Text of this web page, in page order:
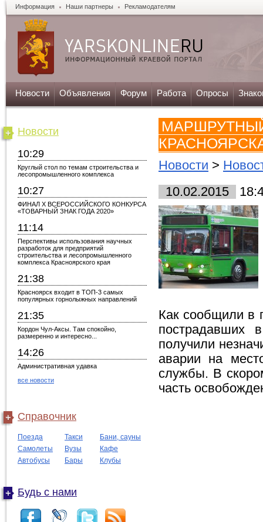
Информация Наши партнеры Рекламодателям
Новости Объявления Форум Работа Опросы
Новости
10:29
Круглый стол по темам строительства и
лесопромышленного комплекса
10:27
ФИНАЛ X ВСЕРОССИЙСКОГО КОНКУРСА
«ТОВАРНЫЙ ЗНАК ГОДА 2020»
11:14
Перспективы использования научных
разработок для предприятий
строительства и лесопромышленного
комплекса Красноярского края
21:38
Красноярск входит в ТОП-3 самых
популярных горнолыжных направлений
21:35
Кордон Чул-Аксы. Там спокойно,
размеренно и интересно...
14:26
Административная удавка
все новости
Справочник
Поезда Такси
Бани, сауны
Самолеты
Вузы
Кафе
Автобусы
Бары Клубы
Будь с нами
Новости >
10.02.2015
Как сообщили в
пострадавших
получили
аварии на
службы. В
часть